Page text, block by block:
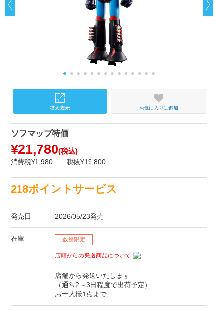
お気に入りに追加
ソフマップ特価
¥21,780(税込)
消費税¥1,980 税抜¥19,800
218ポイントサービス
発売日 2026/05/23発売
在庫 数量限定
店頭からの発送商品について
店舗から発送いたします
（通常2～3日程度で出荷予定）
お一人様1点まで